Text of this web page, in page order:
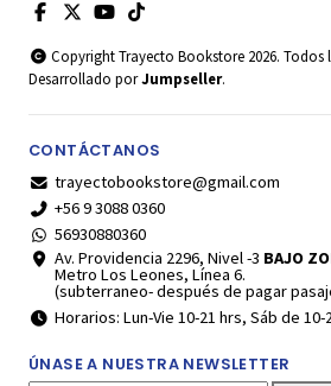
Copyright Trayecto Bookstore 2026. Todos
Desarrollado porJumpseller.
CONTÁCTANOS
trayectobookstore@gmail.com
+56 9 3088 0360
56930880360
Av. Providencia 2296, Nivel -3 BAJO
Metro Los Leones, Línea 6.
(subterraneo- después de pagar
Horarios: Lun-Vie 10-21 hrs, Sáb de 10-
ÚNASE A NUESTRA NEWSLETTER